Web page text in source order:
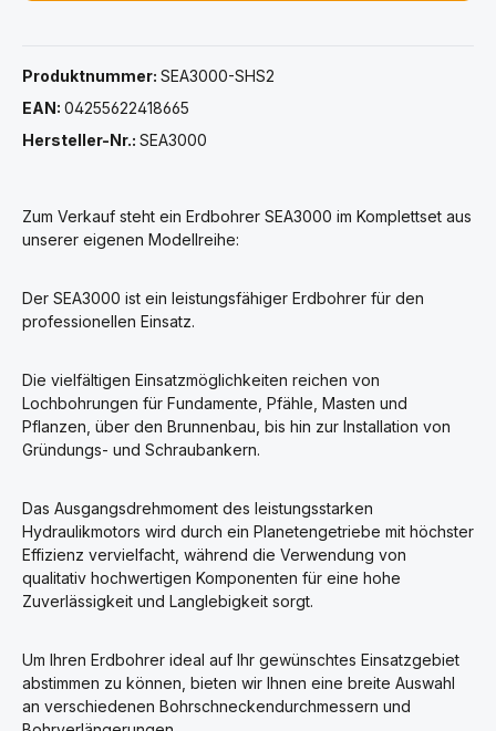
Produktnummer: SEA3000-SHS2
EAN: 04255622418665
Hersteller-Nr.: SEA3000
Zum Verkauf steht ein Erdbohrer SEA3000 im Komplettset aus
unserer eigenen Modellreihe:
Der SEA3000 ist ein leistungsfähiger Erdbohrer für den
professionellen Einsatz.
Die vielfältigen Einsatzmöglichkeiten reichen von
Lochbohrungen für Fundamente, Pfähle, Masten und
Pflanzen, über den Brunnenbau, bis hin zur Installation von
Gründungs- und Schraubankern.
Das Ausgangsdrehmoment des leistungsstarken
Hydraulikmotors wird durch ein Planetengetriebe mit höchster
Effizienz vervielfacht, während die Verwendung von
qualitativ hochwertigen Komponenten für eine hohe
Zuverlässigkeit und Langlebigkeit sorgt.
Um Ihren Erdbohrer ideal auf Ihr gewünschtes Einsatzgebiet
abstimmen zu können, bieten wir Ihnen eine breite Auswahl
an verschiedenen Bohrschneckendurchmessern und